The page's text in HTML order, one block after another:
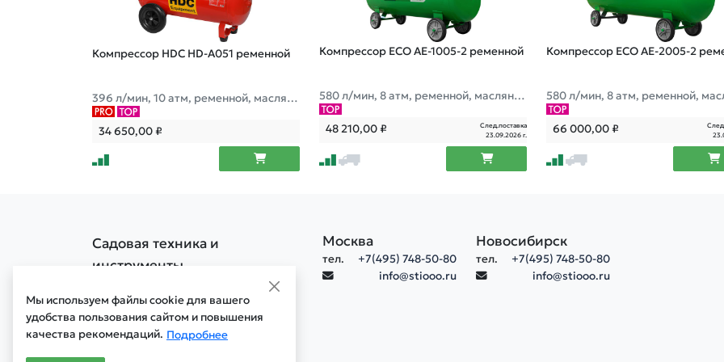
Компрессор HDC HD-A051 ременной
396 л/мин, 10 атм, ременной, маслян
ый, ресив. 50 л, 220 В, 2.20 кВт
34 650,00₽
Компрессор ECO AE-1005-2 ременной
580 л/мин, 8 атм, ременной, масляны
й, ресив. 100 л, 380 В, 3.00 кВт
48 210,00₽
След.поставка
23.09.2026 г.
Компрессор ECO AE-2005-2
580 л/мин, 8 атм, ременной,
й, ресив. 200 л, 380 В, 3.00 кВт
66 000,00₽
Мы используем файлы cookie для вашего
удобства пользования сайтом и повышения
качества рекомендаций. Подробнее
Садовая техника и
инструменты
Политика обработки cookie
Мобильная версия сайта
Старая версия сайта
Москва
тел.
+7(495) 748-50-80
info@stiooo.ru
Новосибирск
тел.
+7(495) 748-50-80
info@stiooo.ru